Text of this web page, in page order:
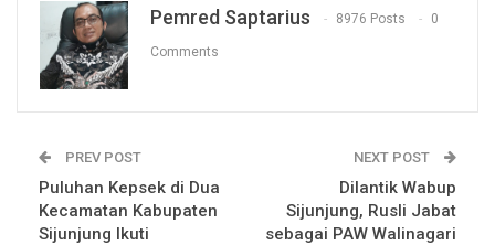
Pemred Saptarius 8976 Posts 0
Comments
PREV POST
Puluhan Kepsek di Dua
Kecamatan Kabupaten
Sijunjung Ikuti
NEXT POST
Dilantik Wabup
Sijunjung, Rusli Jabat
sebagai PAW Walinagari